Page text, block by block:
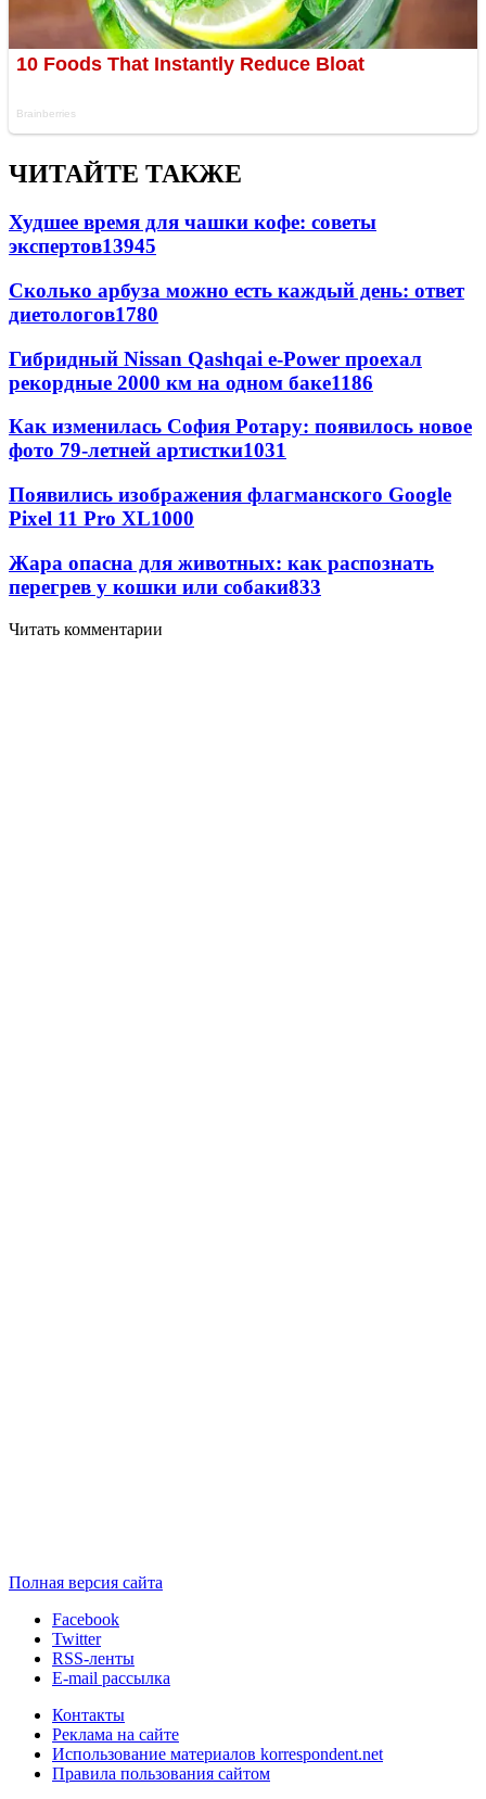
ЧИТАЙТЕ ТАКЖЕ
Худшее время для чашки кофе: советы
экспертов13945
Сколько арбуза можно есть каждый день: ответ
диетологов1780
Гибридный Nissan Qashqai e-Power проехал
рекордные 2000 км на одном баке1186
Как изменилась София Ротару: появилось новое
фото 79-летней артистки1031
Появились изображения флагманского Google
Pixel 11 Pro XL1000
Жара опасна для животных: как распознать
перегрев у кошки или собаки833
Читать комментарии
Полная версия сайта
Facebook
Twitter
RSS-ленты
E-mail рассылка
Контакты
Реклама на сайте
Использование материалов korrespondent.net
Правила пользования сайтом